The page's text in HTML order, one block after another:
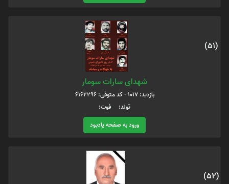
(51)
شهدای سارات سومار
بازدید: 1017 - کد متوفی: 6162296
تولد: فوت:
ورود به صفحه یادبود
(52)